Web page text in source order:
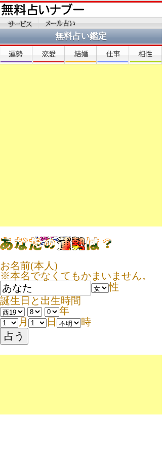
無料占い鑑定
お名前(本人)
※本名でなくてもかまいません。
性
誕生日と出生時間
年
月
日 時